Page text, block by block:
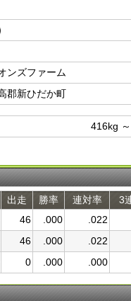
ンズファーム
郡新ひだか町
416kg
出走 勝率 連対率
3
46 .000
.022
46 .000
.022
0 .000 .000